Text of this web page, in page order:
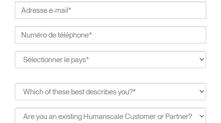
Dixon au Royaume-Uni, exercé en tant que Professeur de
Design à l'ESAD en France, puis travaillé en tant que
Directeur artistique de la marque de luxe scandinave Georg
Jensen.
Todd Bracher est rentré à New York en 2007, après avoir
passé une décennie à l'étranger, et a fondé le Todd Bracher